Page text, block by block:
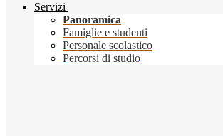
Servizi
Panoramica
Famiglie e studenti
Personale scolastico
Percorsi di studio